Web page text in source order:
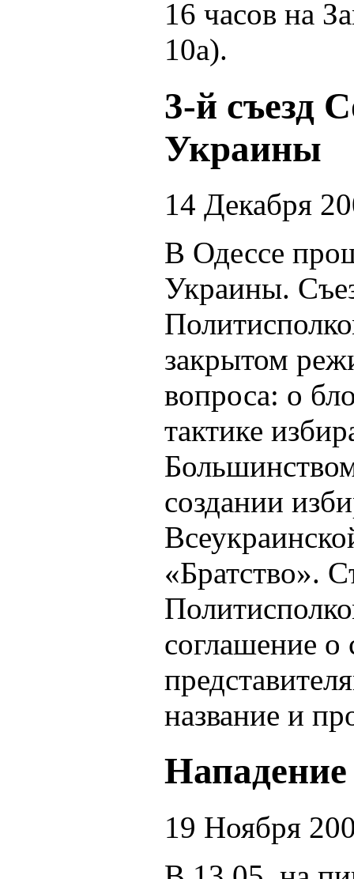
16 часов на
10а).
3-й съезд
Украины
14 Декабря
В Одессе
Украины.
закрытом
вопроса: о
тактике
создании
«Братство».
соглашение о
название и
19 Ноября